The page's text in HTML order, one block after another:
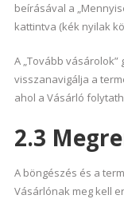
beírásával a
kattintva (kék nyilak
A „Tovább
visszanavigálja a
ahol a Vásárló
2.3
A böngészés és a
Vásárlónak meg kell